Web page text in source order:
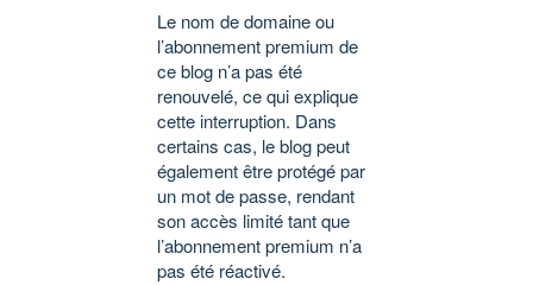
Le nom de domaine ou
l’abonnement premium de
ce blog n’a pas été
renouvelé, ce qui explique
cette interruption. Dans
certains cas, le blog peut
également être protégé par
un mot de passe, rendant
son accès limité tant que
l’abonnement premium n’a
pas été réactivé.